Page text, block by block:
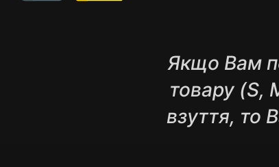
Якщо Вам
товару (S,
взуття, то